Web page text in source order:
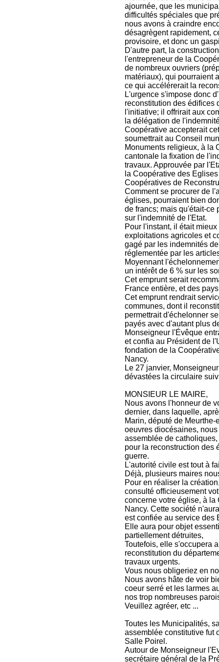
ajournée, que les
difficultés spéciales que
nous avons à craindre
désagrègent rapidement,
provisoire, et donc un
D'autre part, la
l'entrepreneur de la
de nombreux ouvriers
matériaux), qui pourraient
ce qui accélérerait la
L'urgence s'impose donc
reconstitution des édifices
l'initiative; il offrirait aux
la délégation de
Coopérative accepterait
soumettrait au Conseil
Monuments religieux, à la
cantonale la fixation de
travaux. Approuvée par
la Coopérative des
Coopératives de
Comment se procurer de
églises, pourraient bien
de francs; mais qu'était-ce
sur l'indemnité de l'Etat.
Pour l'instant, il était
exploitations agricoles et
gagé par les indemnités
réglementée par les
Moyennant
un intérêt de 6 % sur les
Cet emprunt serait
France entière, et des
Cet emprunt rendrait
communes, dont il
permettrait d'échelonner
payés avec d'autant plus
Monseigneur l'Évêque
et confia au Président de
fondation de la
Nancy.
Le 27 janvier,
dévastées la circulaire
MONSIEUR LE MAIRE,
Nous avons l'honneur de
dernier, dans laquelle,
Marin, député de
oeuvres diocésaines,
assemblée de
pour la reconstruction des
guerre.
L'autorité civile est tout à
Déjà, plusieurs maires
Pour en réaliser la
consulté officieusement
concerne votre église, à
Nancy. Cette société
est confiée au service des
Elle aura pour objet
partiellement détruites,
Toutefois, elle s'occupera
reconstitution du
travaux urgents.
Vous nous obligeriez en
Nous avons hâte de voir
coeur serré et les larmes
nos trop nombreuses
Veuillez agréer, etc ...
Toutes les Municipalités,
assemblée constitutive fut
Salle Poirel.
Autour de Monseigneur
secrétaire général de la